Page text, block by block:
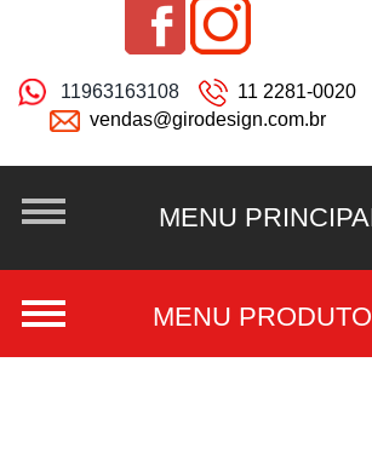
11963163108
11 2281-0020
vendas@girodesign.com.br